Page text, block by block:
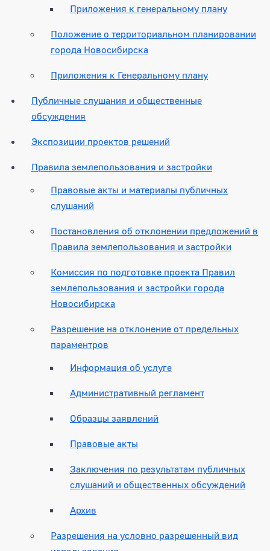
Приложения к генеральному плану
Положение о территориальном планировании
города Новосибирска
Приложения к Генеральному плану
Публичные слушания и общественные
обсуждения
Экспозиции проектов решений
Правила землепользования и застройки
Правовые акты и материалы публичных
слушаний
Постановления об отклонении предложений в
Правила землепользования и застройки
Комиссия по подготовке проекта Правил
землепользования и застройки города
Новосибирска
Разрешение на отклонение от предельных
параментров
Информация об услуге
Административный регламент
Образцы заявлений
Правовые акты
Заключения по результатам публичных
слушаний и общественных обсуждений
Архив
Разрешения на условно разрешенный вид